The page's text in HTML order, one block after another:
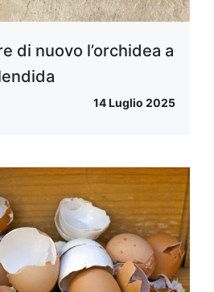
di nuovo l’orchidea a
14 Luglio 2025